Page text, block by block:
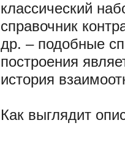
классический
справочник
др. – подобные
построения
история
Как выглядит